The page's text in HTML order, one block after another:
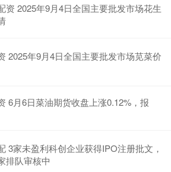
资 2025年9月4日全国主要批发市场花生
2025年9月4日全国主要批发市场苋菜价
6月6日菜油期货收盘上涨0.12%，报
3家未盈利科创企业获得IPO注册批文，
排队审核中